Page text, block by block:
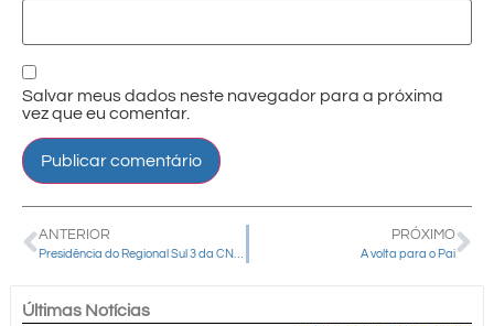
Salvar meus dados neste navegador para a próxima
vez que eu comentar.
ANTERIOR PRÓXIMO
A volta para o Pai
Últimas Notícias